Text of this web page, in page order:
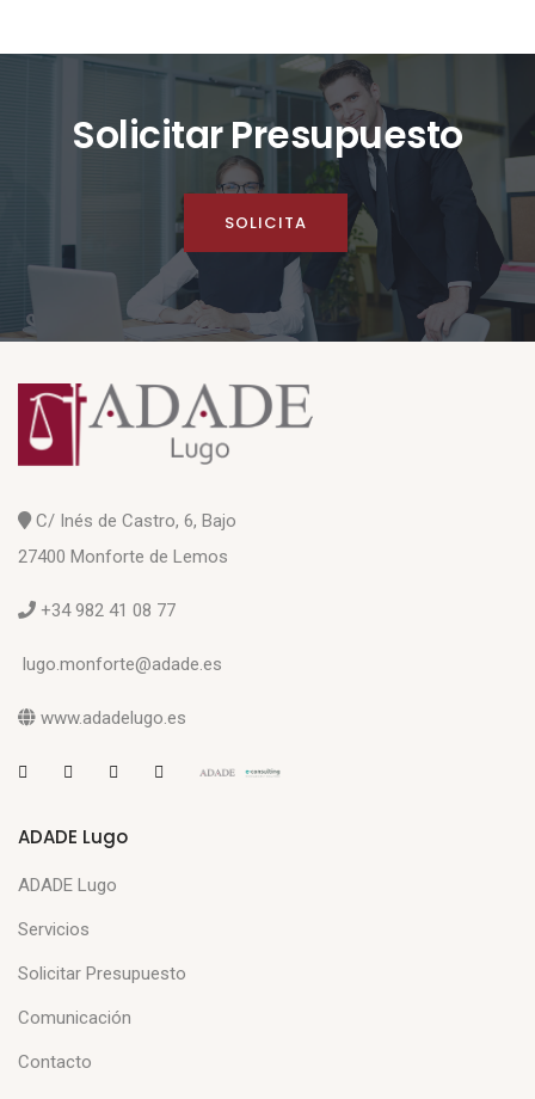
Solicitar Presupuesto
SOLICITA
C/ Inés de Castro, 6, Bajo
27400 Monforte de Lemos
+34 982 41 08 77
lugo.monforte@adade.es
www.adadelugo.es
ADADE Lugo
ADADE Lugo
Servicios
Solicitar Presupuesto
Comunicación
Contacto